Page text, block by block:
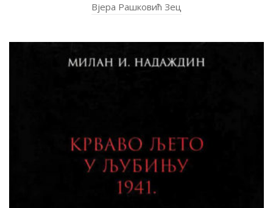
Вјера Рашковић Зец